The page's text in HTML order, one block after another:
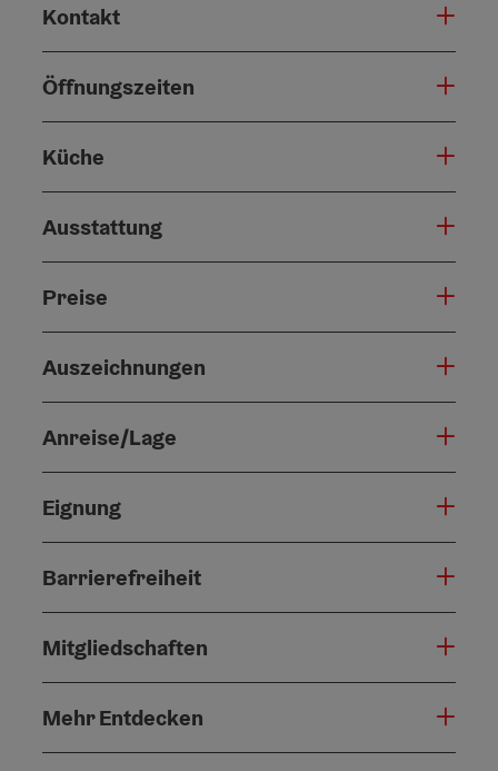
Kontakt
Öffnungszeiten
Küche
Ausstattung
Preise
Auszeichnungen
Anreise/Lage
Eignung
Barrierefreiheit
Mitgliedschaften
Mehr Entdecken